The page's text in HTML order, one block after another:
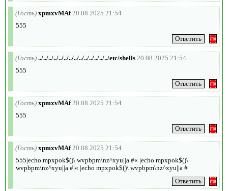
(Гость) xpmxvMAf 20.08.2025 21:54
555
(Гость) ../../../../../../../../../../../../../../etc/shells 20.08.2025 21:54
555
(Гость) xpmxvMAf 20.08.2025 21:54
555
(Гость) xpmxvMAf 20.08.2025 21:54
555|echo mpxpok$()\ wvpbpm\nz^xyu||a #« |echo mpxpok$()\
wvpbpm\nz^xyu||a #|« |echo mpxpok$()\ wvpbpm\nz^xyu||a #